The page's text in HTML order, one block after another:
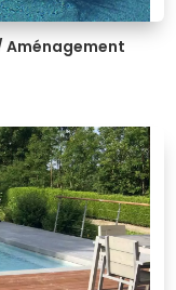
Aménagement